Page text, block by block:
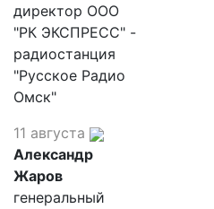
директор ООО
"РК ЭКСПРЕСС" -
радиостанция
"Русское Радио
Омск"
11 августа
Александр
Жаров
генеральный